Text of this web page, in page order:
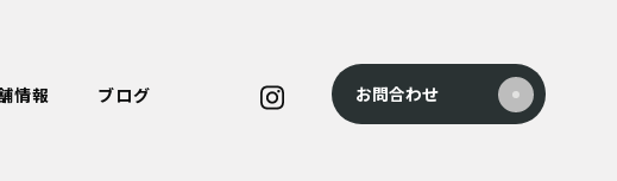
情報 ブログ お問合わせ